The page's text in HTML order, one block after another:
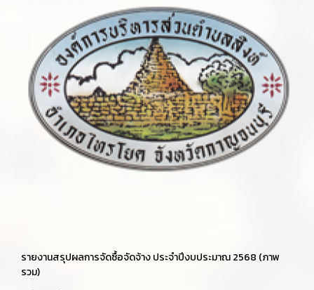
รายงานสรุปผลการจัดซื้อจัดจ้าง ประจำปีงบประมาณ 2568 (ภาพ
รวม)